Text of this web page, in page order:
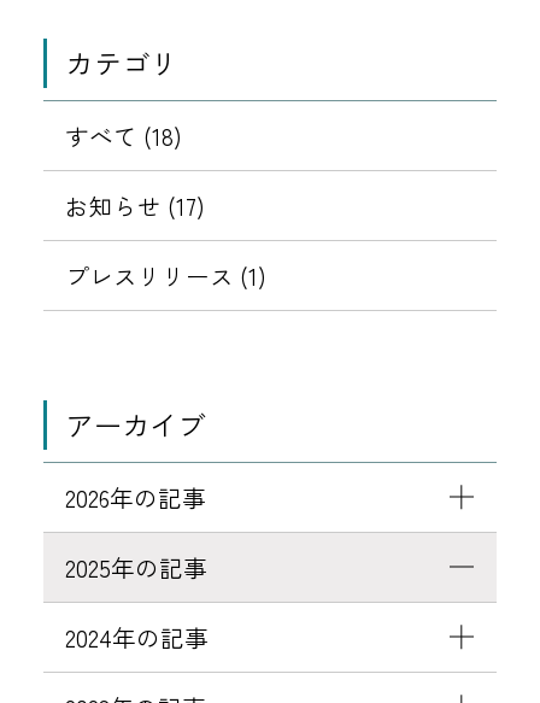
月
6
カ
ド
ご
利
時
ご
カテゴリ
すべて (18)
お知らせ (17)
プレスリリース (1)
アーカイブ
2026年の記事
2025年の記事
2024年の記事